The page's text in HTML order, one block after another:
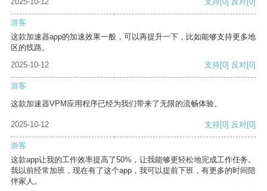
游客
这款加速器app的加速效果一般，可以再提升一下，比如能够支持更多地
区的线路。
2025-10-12
支持[0] 反对[0]
游客
这款加速器VPM应用程序已经为我们带来了无限的流畅体验。
2025-10-12 支持[0] 反对[0]
游客
这款app让我的工作效率提高了50%，让我能够更轻松地完成工作任务。
我以前经常加班，现在有了这个app，我可以提前下班，有更多的时间陪
伴家人。